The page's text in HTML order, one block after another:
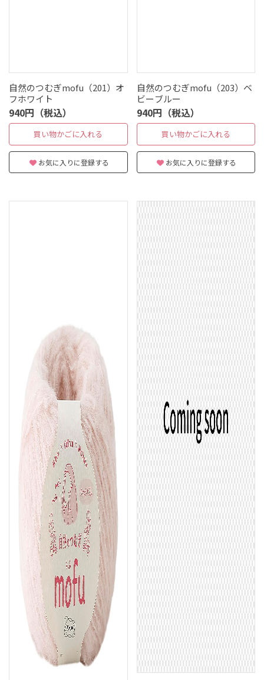
自然のつむぎmofu（201）オ
フホワイト
940円（税込）
買い物かごに入れる
お気に入りに登録する
自然のつむぎmofu（203）ベ
ビーブルー
940円（税込）
買い物かごに入れる
お気に入りに登録する